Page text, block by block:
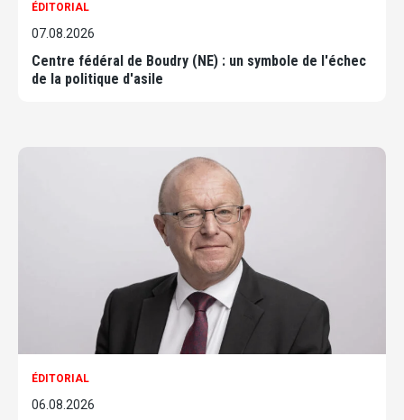
ÉDITORIAL
07.08.2026
Centre fédéral de Boudry (NE) : un symbole de l'échec
de la politique d'asile
ÉDITORIAL
06.08.2026